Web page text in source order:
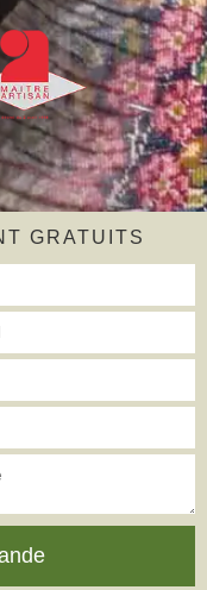
GRATUITS